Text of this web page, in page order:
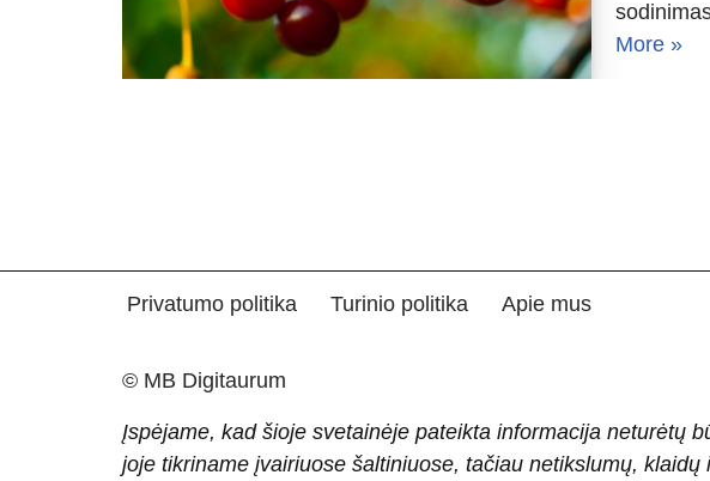
More »
Privatumo politika Turinio politika Apie mus
© MB Digitaurum
Įspėjame, kad šioje svetainėje pateikta informacija neturėtų
joje tikriname įvairiuose šaltiniuose, tačiau netikslumų,